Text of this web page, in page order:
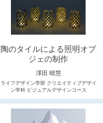
陶のタイルによる照明オブ
ジェの制作
澤田 晴慧
ライフデザイン学部 クリエイティブデザイ
ン学科 ビジュアルデザインコース